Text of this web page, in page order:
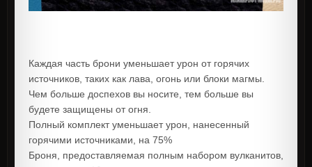
Каждая часть брони уменьшает урон от горячих
источников, таких как лава, огонь или блоки магмы.
Чем больше доспехов вы носите, тем больше вы
будете защищены от огня.
Полный комплект уменьшает урон, нанесенный
горячими источниками, на 75%
Броня, предоставляемая полным набором вулканитов,